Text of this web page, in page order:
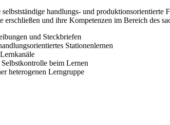
handlungs- und
erschließen und ihre Kompetenzen im Bereich des
und Steckbriefen
Stationenlernen
beim Lernen
heterogenen Lerngruppe